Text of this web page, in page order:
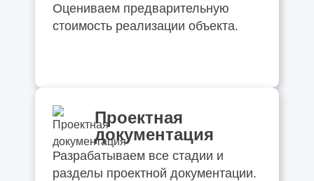
Оцениваем предварительную
стоимость реализации объекта.
Проектная
документация
Разрабатываем все стадии и
разделы проектной документации.